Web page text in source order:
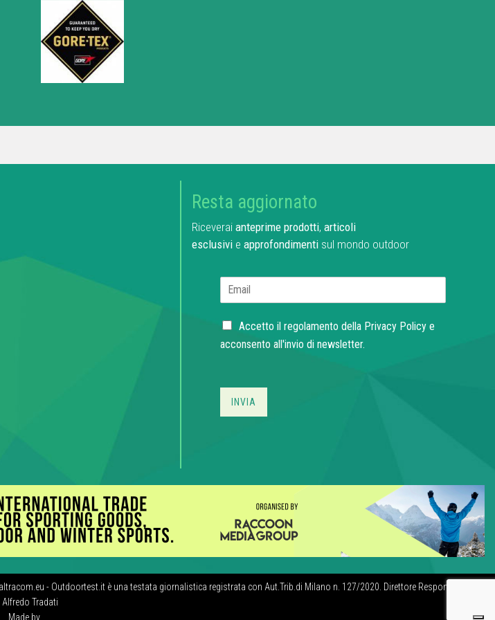
Resta aggiornato
Riceveraianteprime prodotti, articoli
esclusivie approfondimentisul mondo outdoor
*
C
e
b
x
Accetto il regolamento della Privacy Policye
acconsento all'invio di newsletter.
INVIA
- Outdoortest.it è una testata giornalistica registrata con Aut.Trib.di Milano n. 127/2020. Direttore Responsabile:
Alfredo Tradati
Made by